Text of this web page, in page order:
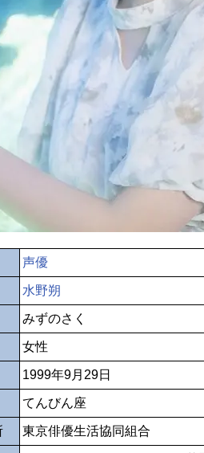
声優
水野朔
みずのさく
女性
1999年9月29日
てんびん座
東京俳優生活協同組合
♪ in